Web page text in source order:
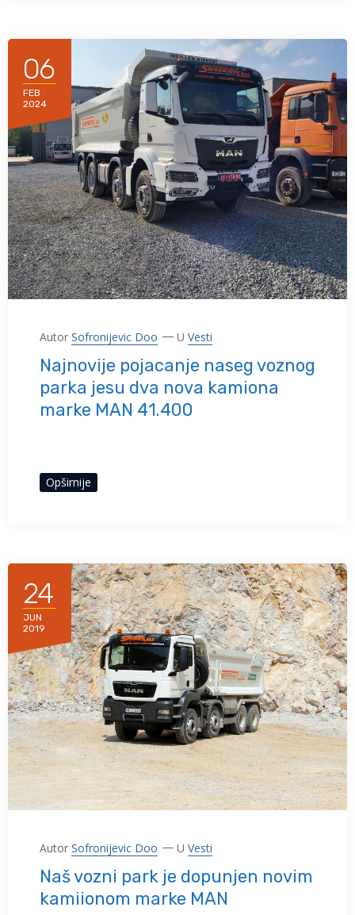
06
FEB
2024
Autor Sofronijevic Doo U Vesti
Najnovije pojacanje naseg voznog
parka jesu dva nova kamiona
marke MAN 41.400
Opširnije
24
JUN
2019
Autor Sofronijevic Doo U Vesti
Naš vozni park je dopunjen novim
kamiionom marke MAN